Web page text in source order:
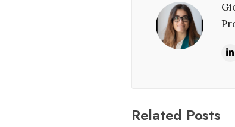
Related Posts